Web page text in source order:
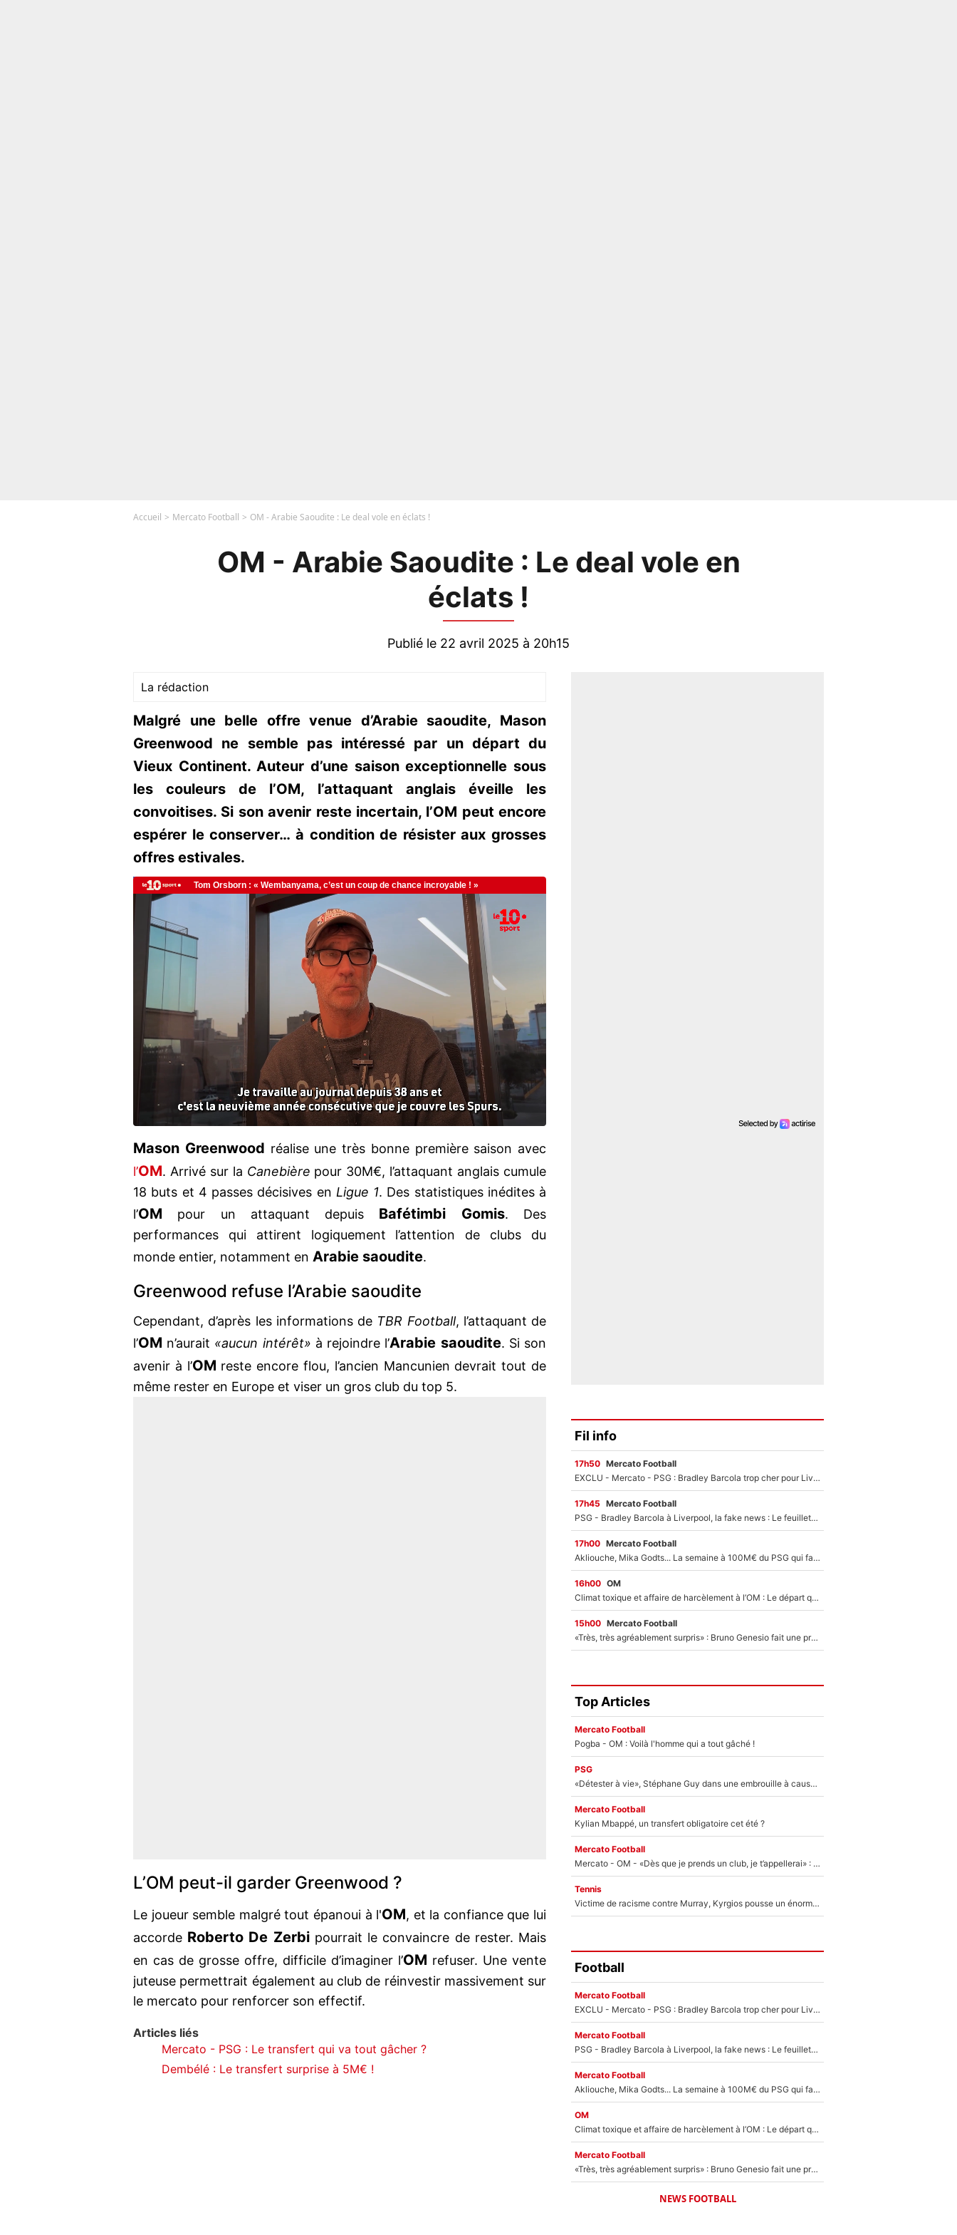
Accueil Mercato Football OM - Arabie Saoudite : Le deal vole en éclats !
OM - Arabie Saoudite : Le deal vole en
éclats !
Publié le 22 avril 2025 à 20h15
La rédaction
Malgré une belle offre venue d’Arabie saoudite, Mason
Greenwood ne semble pas intéressé par un départ du
Vieux Continent. Auteur d’une saison exceptionnelle sous
les couleurs de l’OM, l’attaquant anglais éveille les
convoitises. Si son avenir reste incertain, l’OM peut encore
espérer le conserver… à condition de résister aux grosses
offres estivales.
Mason Greenwood réalise une très bonne première saison avec
l’OM. Arrivé sur la Canebière pour 30M€, l’attaquant anglais cumule
18 buts et 4 passes décisives en Ligue 1. Des statistiques inédites à
l’OM pour un attaquant depuis Bafétimbi Gomis. Des
performances qui attirent logiquement l’attention de clubs du
monde entier, notamment en Arabie saoudite.
Greenwood refuse l’Arabie saoudite
Cependant, d’après les informations de TBR Football, l’attaquant de
l’OM n’aurait «aucun intérêt» à rejoindre l’Arabie saoudite. Si son
avenir à l’OM reste encore flou, l’ancien Mancunien devrait tout de
même rester en Europe et viser un gros club du top 5.
L’OM peut-il garder Greenwood ?
Le joueur semble malgré tout épanoui à l'OM, et la confiance que lui
accorde Roberto De Zerbipourrait le convaincre de rester. Mais
en cas de grosse offre, difficile d’imaginer l’OM refuser. Une vente
juteuse permettrait également au club de réinvestir massivement sur
le mercato pour renforcer son effectif.
Articles liés
Mercato - PSG : Le transfert qui va tout gâcher ?
Dembélé : Le transfert surprise à 5M€ !
Fil info
17h50 Mercato Football
EXCLU - Mercato - PSG : Bradley Barcola trop cher pour Liverpool
17h45 Mercato Football
PSG - Bradley Barcola à Liverpool, la fake news : Le feuilleton continue !
17h00 Mercato Football
Akliouche, Mika Godts... La semaine à 100M€ du PSG qui fait basculer le mercato du PSG !
16h00 OM
Climat toxique et affaire de harcèlement à l’OM : Le départ qui soulage le vestiaire de Bruno Genesio
15h00 Mercato Football
«Très, très agréablement surpris» : Bruno Genesio fait une promesse pour la suite du mercato de l’OM et rassure les supporters
Top Articles
Mercato Football
Pogba - OM : Voilà l'homme qui a tout gâché !
PSG
«Détester à vie», Stéphane Guy dans une embrouille à cause du PSG !
Mercato Football
Kylian Mbappé, un transfert obligatoire cet été ?
Mercato Football
Mercato - OM - «Dès que je prends un club, je t’appellerai» : La promesse de Marcelino au moment de claquer la porte
Tennis
Victime de racisme contre Murray, Kyrgios pousse un énorme coup de gueule !
Football
Mercato Football
EXCLU - Mercato - PSG : Bradley Barcola trop cher pour Liverpool
Mercato Football
PSG - Bradley Barcola à Liverpool, la fake news : Le feuilleton continue !
Mercato Football
Akliouche, Mika Godts... La semaine à 100M€ du PSG qui fait basculer le mercato du PSG !
OM
Climat toxique et affaire de harcèlement à l’OM : Le départ qui soulage le vestiaire de Bruno Genesio
Mercato Football
«Très, très agréablement surpris» : Bruno Genesio fait une promesse pour la suite du mercato de l’OM et rassure les supporters
NEWS FOOTBALL